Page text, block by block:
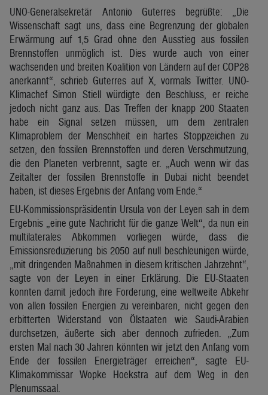
UNO-Generalsekretär Antonio Guterres begrüßte: „Die
Wissenschaft sagt uns, dass eine Begrenzung der globalen
Erwärmung auf 1,5 Grad ohne den Ausstieg aus fossilen
Brennstoffen unmöglich ist. Dies wurde auch von einer
wachsenden und breiten Koalition von Ländern auf der COP28
anerkannt“, schrieb Guterres auf X, vormals Twitter. UNO-
Klimachef Simon Stiell würdigte den Beschluss, er reiche
jedoch nicht ganz aus. Das Treffen der knapp 200 Staaten
habe ein Signal setzen müssen, um dem zentralen
Klimaproblem der Menschheit ein hartes Stoppzeichen zu
setzen, den fossilen Brennstoffen und deren Verschmutzung,
die den Planeten verbrennt, sagte er. „Auch wenn wir das
Zeitalter der fossilen Brennstoffe in Dubai nicht beendet
haben, ist dieses Ergebnis der Anfang vom Ende.“
EU-Kommissionspräsidentin Ursula von der Leyen sah in dem
Ergebnis „eine gute Nachricht für die ganze Welt“, da nun ein
multilaterales Abkommen vorliegen würde, dass die
Emissionsreduzierung bis 2050 auf null beschleunigen würde,
„mit dringenden Maßnahmen in diesem kritischen Jahrzehnt“,
sagte von der Leyen in einer Erklärung. Die EU-Staaten
konnten damit jedoch ihre Forderung, eine weltweite Abkehr
von allen fossilen Energien zu vereinbaren, nicht gegen den
erbitterten Widerstand von Ölstaaten wie Saudi-Arabien
durchsetzen, äußerte sich aber dennoch zufrieden. „Zum
ersten Mal nach 30 Jahren könnten wir jetzt den Anfang vom
Ende der fossilen Energieträger erreichen“, sagte EU-
Klimakommissar Wopke Hoekstra auf dem Weg in den
Plenumssaal.